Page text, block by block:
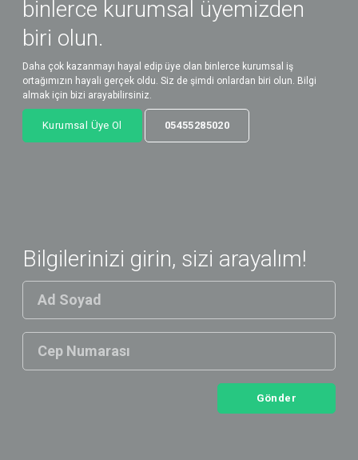
binlerce kurumsal üyemizden
biri olun.
Daha çok kazanmayı hayal edip üye olan binlerce kurumsal iş
ortağımızın hayali gerçek oldu. Siz de şimdi onlardan biri olun. Bilgi
almak için bizi arayabilirsiniz.
Kurumsal Üye Ol 05455285020
Bilgilerinizi girin, sizi arayalım!
Gönder